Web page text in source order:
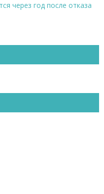
через год после отказа